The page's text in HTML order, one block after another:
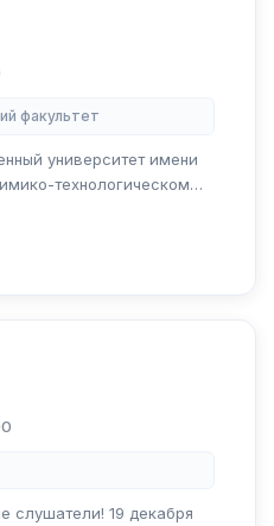
факультет
университет имени
технологическом
Максуд Джаббиевич 28
для группы...
слушатели! 19 декабря